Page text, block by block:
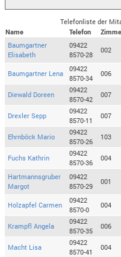
Telefonliste der
Name
Telefon
Baumgartner
Elisabeth
09422
8570-28
002
Baumgartner Lena
09422
8570-34
006
Diewald Doreen
09422
8570-42
007
Drexler Sepp
09422
8570-11
007
Ehrnböck Mario
09422
8570-26
103
Fuchs Kathrin
09422
8570-36
004
Hartmannsgruber
Margot
09422
8570-29
001
Holzapfel Carmen
09422
8570-0
004
Krampfl Angela
09422
8570-35
006
Macht Lisa
09422
8570-41
004